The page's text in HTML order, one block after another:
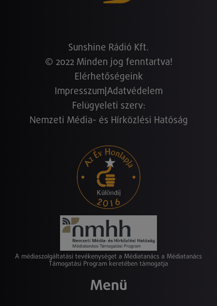
Sunshine Rádió Kft.
© 2022 Minden jog fenntartva!
Elérhetőségeink
Impresszum Adatvédelem
Felügyeleti szerv:
Nemzeti Média- és Hírközlési Hatóság
A médiaszolgáltatási tevékenységet a Médiatanács a Médiatanács
Támogatási Program keretében támogatja
Menü